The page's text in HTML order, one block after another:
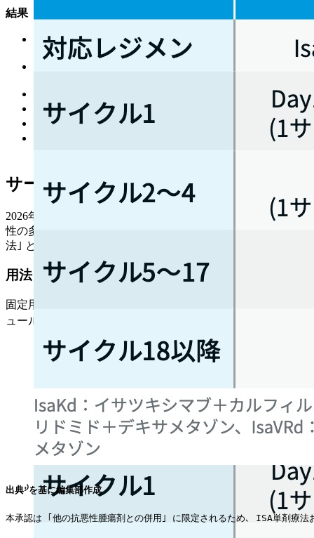
出典³⁾を基に編集部作成
本承認は ｢他の抗悪性腫瘍剤との併用｣ に限定されるため､ ISA単剤療法
結果
PFS中央値 : IsaKd群 未到達 vs Kd群 19.2ヵ月 (HR 0.53､
99%CI 0.32-0.89､ p=0.0007).
≧VGPR : IsaKd群 72.6% vs Kd群 56.1% (p=0.0011).
≧CR : IsaKd群 39.7% vs Kd群 27.6%.
サークリサ®皮下注について
2026年6月19日､ サークリサ®皮下注1400mgが再発又は難治
性の多発性骨髄腫に対して ｢他の抗悪性腫瘍剤との併用療
法｣ として追加承認となった｡
用法･用量とスケジュール
固定用量1400mgを腹部皮下へ約6分で投与する｡ 投与スケジ
ュールはA法･B法の2通りが設定されている²⁾³⁾｡